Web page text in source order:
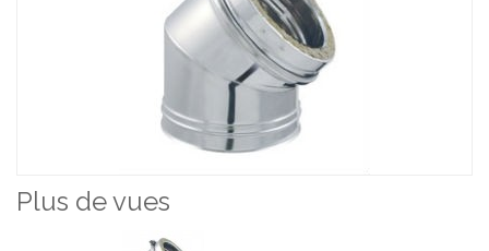
Plus de vues